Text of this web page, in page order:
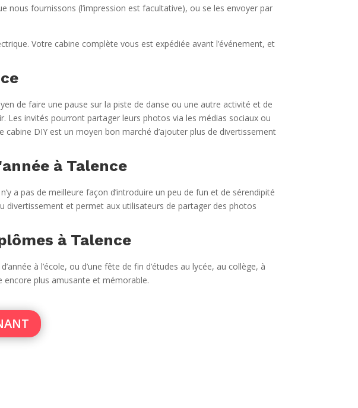
fournissons (l’impression est facultative), ou se les envoyer par
Votre cabine complète vous est expédiée avant l’événement, et
de faire une pause sur la piste de danse ou une autre activité et de
Les invités pourront partager leurs photos via les médias sociaux ou
DIY est un moyen bon marché d’ajouter plus de divertissement
à Talence
a pas de meilleure façon d’introduire un peu de fun et de sérendipité
et permet aux utilisateurs de partager des photos
à Talence
à l’école, ou d’une fête de fin d’études au lycée, au collège, à
encore plus amusante et mémorable.